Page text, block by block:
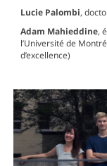
Lucie Palombi,
Adam Mahieddine,
l’Université de
d’excellence)